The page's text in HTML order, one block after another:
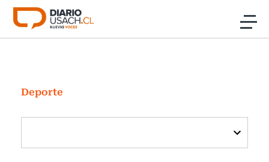
Click acá para ir directamente al contenido
Investigación
Cultura
Programas Radio y TV Usach
Deporte